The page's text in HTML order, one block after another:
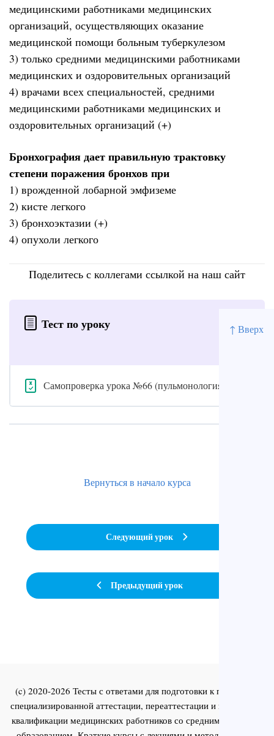
↑ Вверх
медицинскими работниками медицинских
организаций, осуществляющих оказание
медицинской помощи больным туберкулезом
3) только средними медицинскими работниками
медицинских и оздоровительных организаций
4) врачами всех специальностей, средними
медицинскими работниками медицинских и
оздоровительных организаций (+)
Бронхография дает правильную трактовку
степени поражения бронхов при
1) врожденной лобарной эмфиземе
2) кисте легкого
3) бронхоэктазии (+)
4) опухоли легкого
Поделитесь с коллегами ссылкой на наш сайт
Тест по уроку
Самопроверка урока №66 (пульмонология)
Предыдущий урок
Вернуться в начало курса
Следующий урок
(c) 2020-2026 Тесты с ответами для подготовки к первичной
специализированной аттестации, переаттестации и повышения
квалификации медицинских работников со средним и высшим